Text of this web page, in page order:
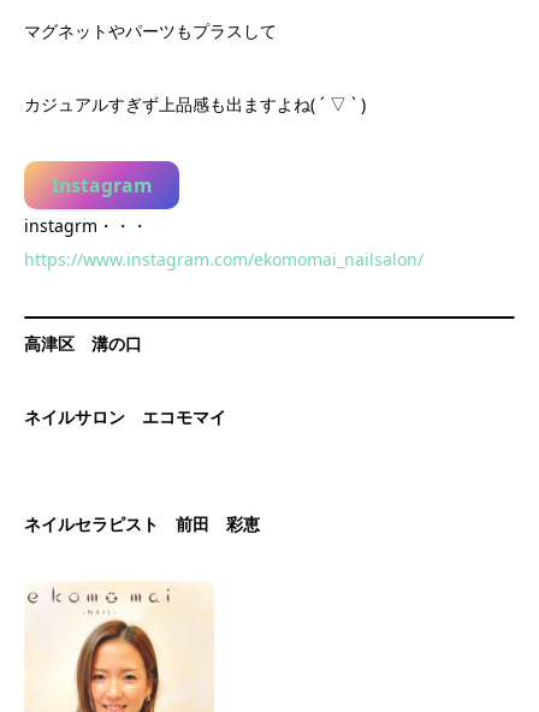
マグネットやパーツもプラスして
カジュアルすぎず上品感も出ますよね( ´ ▽ ` )
Instagram
instagrm・・・
https://www.instagram.com/ekomomai_nailsalon/
高津区 溝の口
ネイルサロン エコモマイ
ネイルセラピスト 前田 彩恵